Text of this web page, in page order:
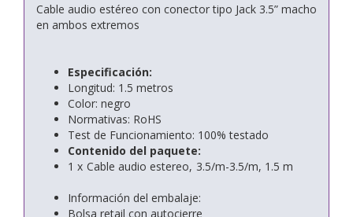
Cable audio estéreo con conector tipo Jack 3.5” macho
en ambos extremos
Especificación:
Longitud: 1.5 metros
Color: negro
Normativas: RoHS
Test de Funcionamiento: 100% testado
Contenido del paquete:
1 x Cable audio estereo, 3.5/m-3.5/m, 1.5 m
Información del embalaje:
Bolsa retail con autocierre